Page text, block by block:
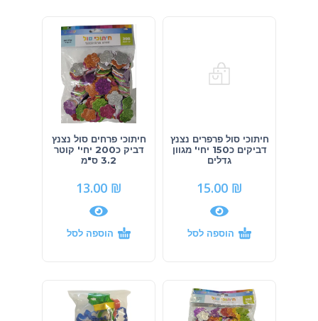
חיתוכי סול פרפרים נצנץ
דביקים כ150 יחי' מגוון
גדלים
15.00 ₪
הוספה לסל
חיתוכי פרחים סול נצנץ
דביק כ200 יחי' קוטר
3.2 ס"מ
13.00 ₪
הוספה לסל